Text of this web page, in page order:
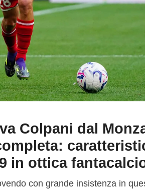
Colpani dal
in ottica
con grande insistenza in